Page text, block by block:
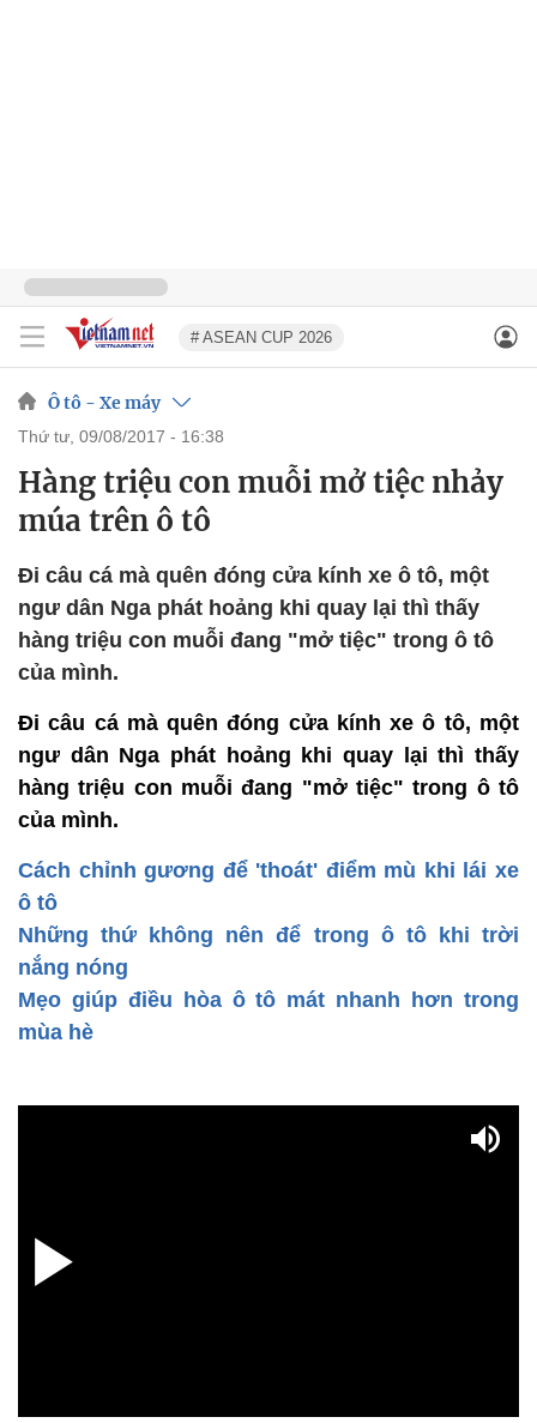
# ASEAN CUP 2026
Ô tô - Xe máy
thứ tư, 09/08/2017 - 16:38
Hàng triệu con muỗi mở tiệc nhảy
múa trên ô tô
Đi câu cá mà quên đóng cửa kính xe ô tô, một
ngư dân Nga phát hoảng khi quay lại thì thấy
hàng triệu con muỗi đang "mở tiệc" trong ô tô
của mình.
Đi câu cá mà quên đóng cửa kính xe ô tô, một
ngư dân Nga phát hoảng khi quay lại thì thấy
hàng triệu con muỗi đang "mở tiệc" trong ô tô
của mình.
Cách chỉnh gương để 'thoát' điểm mù khi lái xe
ô tô
Những thứ không nên để trong ô tô khi trời
nắng nóng
Mẹo giúp điều hòa ô tô mát nhanh hơn trong
mùa hè